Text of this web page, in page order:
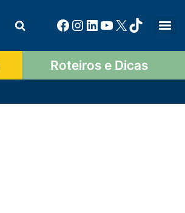
Roteiros e Dicas